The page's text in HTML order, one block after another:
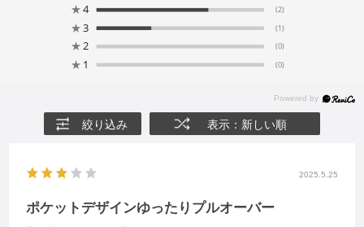
★4 (2)
★3 (1)
★2 (0)
★ 1 (0)
絞り込み 表示：新しい順
2025.5.25
ポケットデザインゆったりプルオーバー